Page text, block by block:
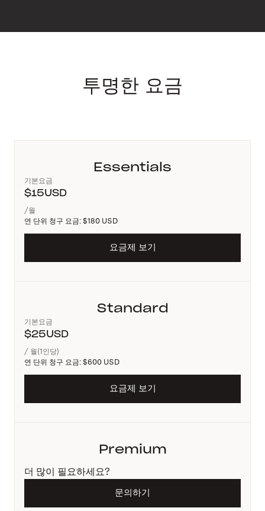
투명한 요금
Essentials
기본요금
$15USD
/월
연 단위 청구 요금: $180 USD
요금제 보기
Standard
기본요금
$25USD
/ 월(1인당)
연 단위 청구 요금: $600 USD
요금제 보기
Premium
더 많이 필요하세요?
문의하기